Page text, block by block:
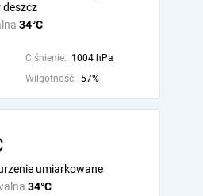
34°C
deszcz
Ciśnienie: 1004 hPa
Wilgotność: 57%
34°C
umiarkowane